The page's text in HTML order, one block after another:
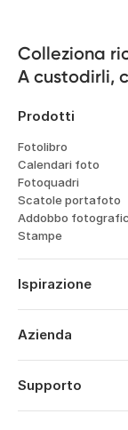
Colleziona
A custodirli,
Prodotti
Fotolibro
Calendari foto
Fotoquadri
Scatole portafoto
Addobbo
Stampe
Ispirazione
Viaggi
Matrimoni
Anniversari
Azienda
Chi siamo
Caratteristiche
Supporto
Accedi